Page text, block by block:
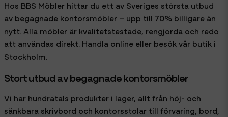
Hos BBS Möbler hittar du ett av Sveriges största utbud
av begagnade kontorsmöbler – upp till 70% billigare än
nytt. Alla möbler är kvalitetstestade, rengjorda och redo
att användas direkt. Handla online eller besök vår butik i
Stockholm.
Stort utbud av begagnade kontorsmöbler
Vi har hundratals produkter i lager, allt från höj- och
sänkbara skrivbord och kontorsstolar till förvaring, bord,